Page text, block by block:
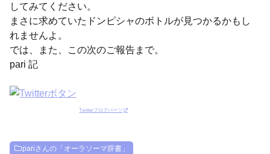
してみてください。
まさに求めていたドンピシャのボトルが見つかるかもし
れませんよ。
では、また、この次のご報告まで。
pari 記
Twitterブログパーツ
pariさんの「オーラソーマ辞書」